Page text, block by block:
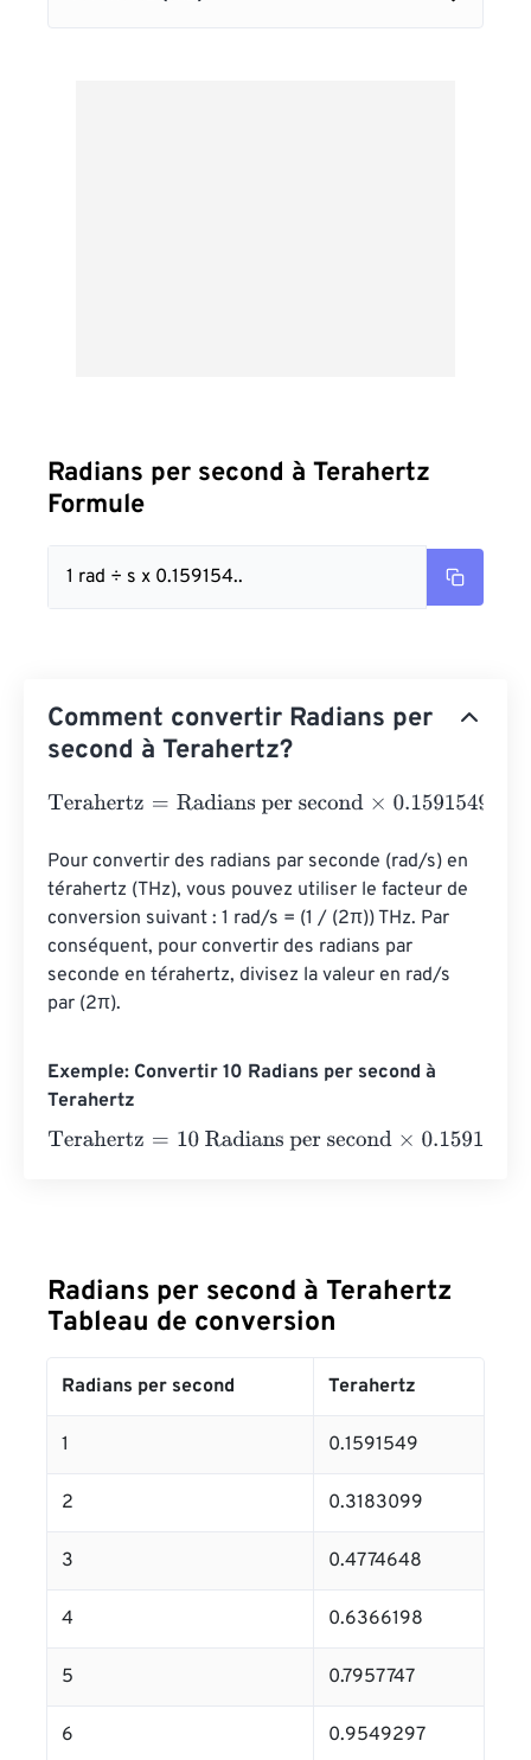
Radians per second à Terahertz
Formule
1 rad ÷ s x 0.159154..
Comment convertir Radians per
second à Terahertz?
Terahertz=Radians per second×0.1591549430919
Pour convertir des radians par seconde (rad/s) en
térahertz (THz), vous pouvez utiliser le facteur de
conversion suivant : 1 rad/s = (1 / (2π)) THz. Par
conséquent, pour convertir des radians par
seconde en térahertz, divisez la valeur en rad/s
par (2π).
Exemple: Convertir 10 Radians per second à
Terahertz
Terahertz=10 Radians per second×0.1591549430919
Radians per second à Terahertz
Tableau de conversion
Radians per second Terahertz
1 0.1591549
2 0.3183099
3 0.4774648
4 0.6366198
5 0.7957747
6 0.9549297